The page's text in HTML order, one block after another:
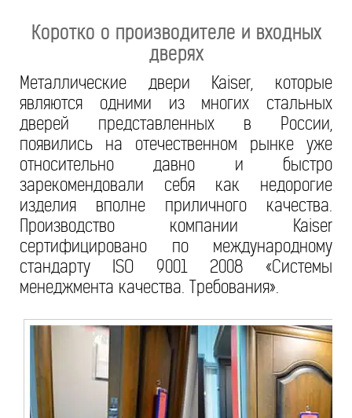
Коротко о производителе и входных
дверях
Металлические двери Kaiser, которые
являются одними из многих стальных
дверей представленных в России,
появились на отечественном рынке уже
относительно давно и быстро
зарекомендовали себя как недорогие
изделия вполне приличного качества.
Производство компании Kaiser
сертифицировано по международному
стандарту ISO 9001 2008 «Системы
менеджмента качества. Требования».